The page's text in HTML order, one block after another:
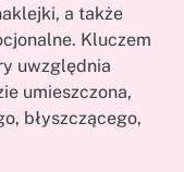
a także
Kluczem
uwzględnia
umieszczona,
błyszczącego,